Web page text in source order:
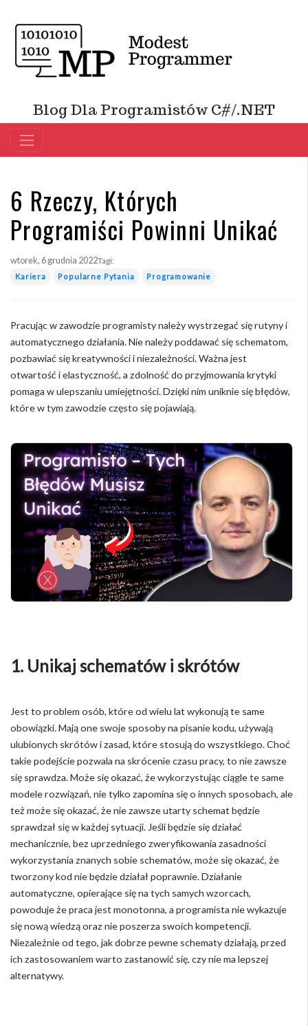
Blog Dla Programistów C#/.NET
6 Rzeczy, Których
Programiści Powinni Unikać
wtorek, 6 grudnia 2022Tagi:
Kariera Popularne Pytania Programowanie
Pracując w zawodzie programisty należy wystrzegać się rutyny i
automatycznego działania. Nie należy poddawać się schematom,
pozbawiać się kreatywności i niezależności. Ważna jest
otwartość i elastyczność, a zdolność do przyjmowania krytyki
pomaga w ulepszaniu umiejętności. Dzięki nim uniknie się błędów,
które w tym zawodzie często się pojawiają.
1. Unikaj schematów i skrótów
Jest to problem osób, które od wielu lat wykonują te same
obowiązki. Mają one swoje sposoby na pisanie kodu, używają
ulubionych skrótów i zasad, które stosują do wszystkiego. Choć
takie podejście pozwala na skrócenie czasu pracy, to nie zawsze
się sprawdza. Może się okazać, że wykorzystując ciągle te same
modele rozwiązań, nie tylko zapomina się o innych sposobach, ale
też może się okazać, że nie zawsze utarty schemat będzie
sprawdzał się w każdej sytuacji. Jeśli będzie się działać
mechanicznie, bez uprzedniego zweryfikowania zasadności
wykorzystania znanych sobie schematów, może się okazać, że
tworzony kod nie będzie działał poprawnie. Działanie
automatyczne, opierające się na tych samych wzorcach,
powoduje że praca jest monotonna, a programista nie wykazuje
się nową wiedzą oraz nie poszerza swoich kompetencji.
Niezależnie od tego, jak dobrze pewne schematy działają, przed
ich zastosowaniem warto zastanowić się, czy nie ma lepszej
alternatywy.